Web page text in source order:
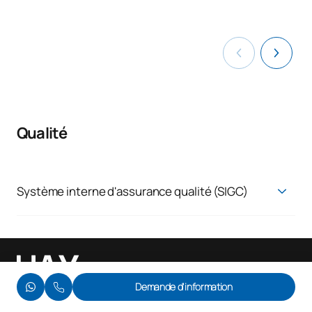
Qualité
Système interne d'assurance qualité (SIGC)
Demande d'information